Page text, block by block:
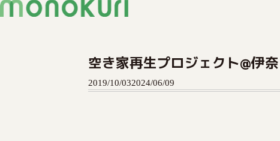
空き家再生プロジェクト@伊
2019/10/032024/06/09